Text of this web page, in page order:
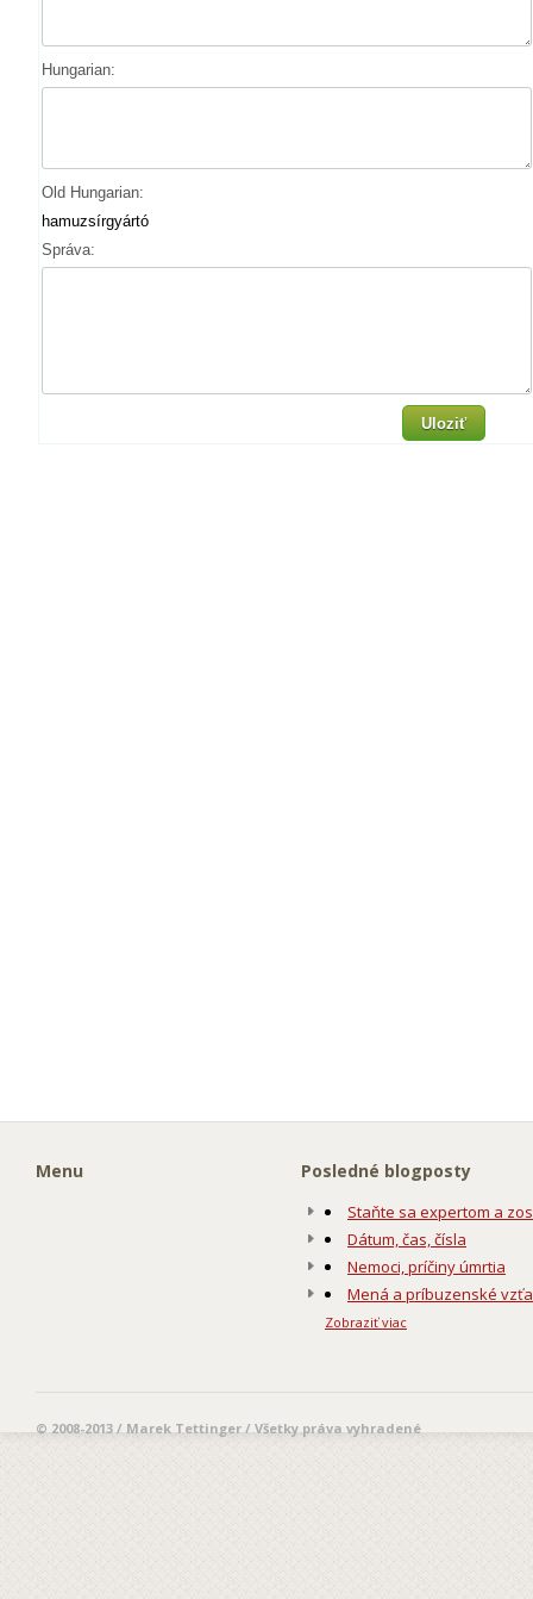
Hungarian:
Old Hungarian:
hamuzsírgyártó
Správa:
Uloziť
Menu Posledné blogposty
Staňte sa expertom a
Dátum, čas, čísla
Nemoci, príčiny úmrtia
Mená a príbuzenské
Zobraziť viac
© 2008-2013 / Marek Tettinger / Všetky práva vyhradené